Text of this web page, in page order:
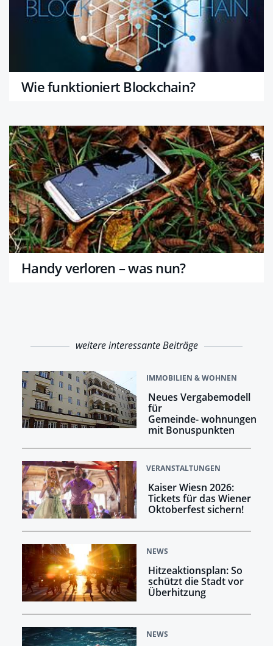
Wie funktioniert Blockchain?
Handy verloren – was nun?
weitere interessante Beiträge
IMMOBILIEN & WOHNEN
Neues Vergabemodell
für
Gemeinde- wohnungen
mit Bonuspunkten
VERANSTALTUNGEN
Kaiser Wiesn 2026:
Tickets für das Wiener
Oktoberfest sichern!
NEWS
Hitzeaktionsplan: So
schützt die Stadt vor
Überhitzung
NEWS